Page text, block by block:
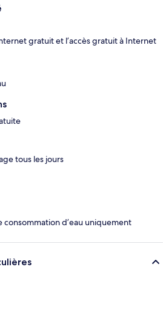
gratuit et l’accès gratuit à Internet
tous les jours
consommation d’eau uniquement